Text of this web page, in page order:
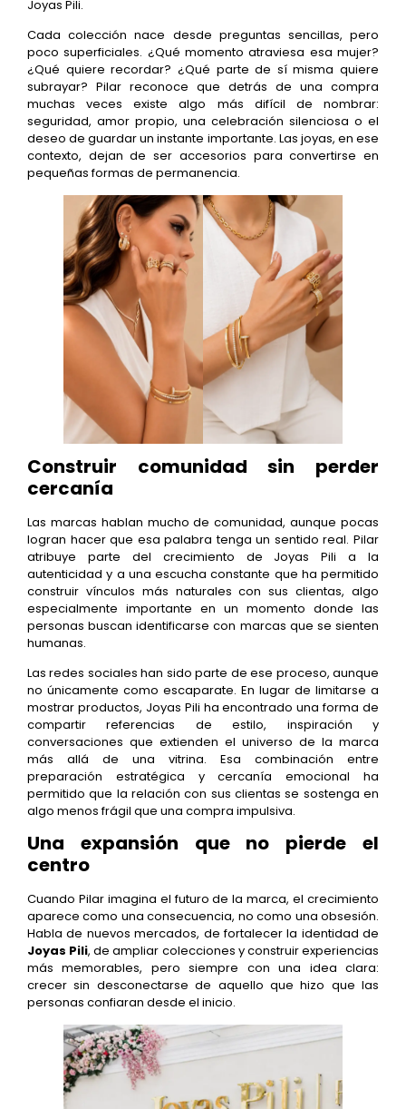
Joyas Pili.
Cada colección nace desde preguntas sencillas, pero
poco superficiales. ¿Qué momento atraviesa esa mujer?
¿Qué quiere recordar? ¿Qué parte de sí misma quiere
subrayar? Pilar reconoce que detrás de una compra
muchas veces existe algo más difícil de nombrar:
seguridad, amor propio, una celebración silenciosa o el
deseo de guardar un instante importante. Las joyas, en ese
contexto, dejan de ser accesorios para convertirse en
pequeñas formas de permanencia.
Construir comunidad sin perder
cercanía
Las marcas hablan mucho de comunidad, aunque pocas
logran hacer que esa palabra tenga un sentido real. Pilar
atribuye parte del crecimiento de Joyas Pili a la
autenticidad y a una escucha constante que ha permitido
construir vínculos más naturales con sus clientas, algo
especialmente importante en un momento donde las
personas buscan identificarse con marcas que se sienten
humanas.
Las redes sociales han sido parte de ese proceso, aunque
no únicamente como escaparate. En lugar de limitarse a
mostrar productos, Joyas Pili ha encontrado una forma de
compartir referencias de estilo, inspiración y
conversaciones que extienden el universo de la marca
más allá de una vitrina. Esa combinación entre
preparación estratégica y cercanía emocional ha
permitido que la relación con sus clientas se sostenga en
algo menos frágil que una compra impulsiva.
Una expansión que no pierde el
centro
Cuando Pilar imagina el futuro de la marca, el crecimiento
aparece como una consecuencia, no como una obsesión.
Habla de nuevos mercados, de fortalecer la identidad de
Joyas Pili, de ampliar colecciones y construir experiencias
más memorables, pero siempre con una idea clara:
crecer sin desconectarse de aquello que hizo que las
personas confiaran desde el inicio.